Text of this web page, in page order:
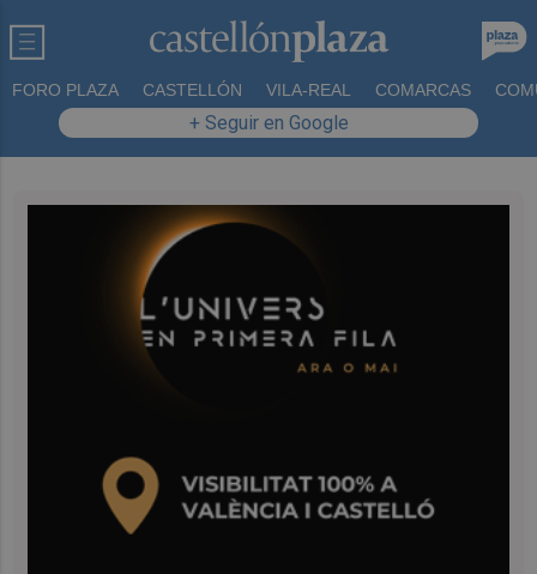
FORO PLAZA CASTELLÓN VILA-REAL COMARCAS
+ Seguir en Google